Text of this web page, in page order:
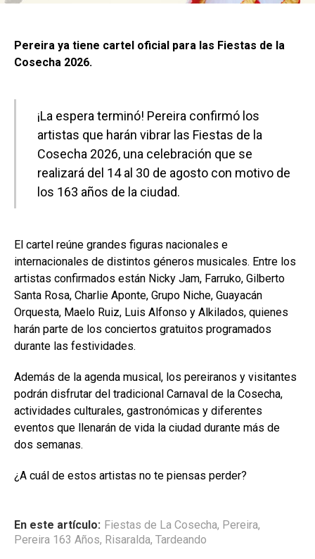
Pereira ya tiene cartel oficial para las Fiestas de la
Cosecha 2026.
¡La espera terminó! Pereira confirmó los
artistas que harán vibrar las Fiestas de la
Cosecha 2026, una celebración que se
realizará del 14 al 30 de agosto con motivo de
los 163 años de la ciudad.
El cartel reúne grandes figuras nacionales e
internacionales de distintos géneros musicales. Entre los
artistas confirmados están Nicky Jam, Farruko, Gilberto
Santa Rosa, Charlie Aponte, Grupo Niche, Guayacán
Orquesta, Maelo Ruiz, Luis Alfonso y Alkilados, quienes
harán parte de los conciertos gratuitos programados
durante las festividades.
Además de la agenda musical, los pereiranos y visitantes
podrán disfrutar del tradicional Carnaval de la Cosecha,
actividades culturales, gastronómicas y diferentes
eventos que llenarán de vida la ciudad durante más de
dos semanas.
¿A cuál de estos artistas no te piensas perder?
En este artículo: Fiestas de La Cosecha, Pereira,
Pereira 163 Años, Risaralda, Tardeando